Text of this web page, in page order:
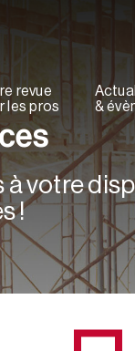
revue
les pros
&
votre
!